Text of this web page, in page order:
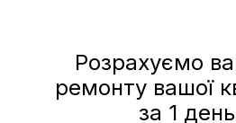
Розрахуємо
ремонту вашої
за 1 день